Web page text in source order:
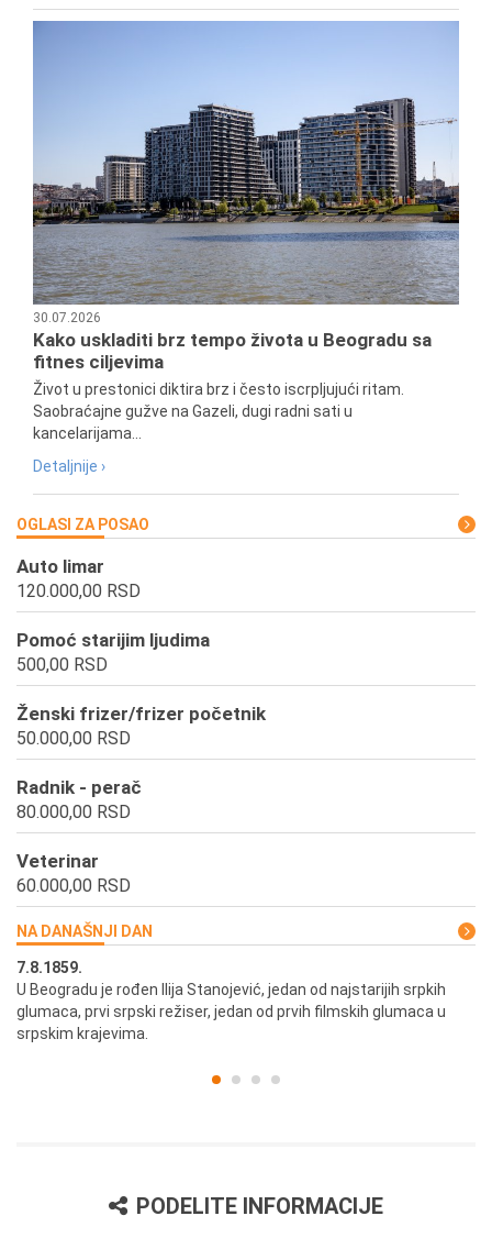
30.07.2026
Kako uskladiti brz tempo života u Beogradu sa
fitnes ciljevima
Život u prestonici diktira brz i često iscrpljujući ritam.
Saobraćajne gužve na Gazeli, dugi radni sati u
kancelarijama...
Detaljnije ›
OGLASI ZA POSAO
Auto limar
120.000,00 RSD
Pomoć starijim ljudima
500,00 RSD
Ženski frizer/frizer početnik
50.000,00 RSD
Radnik - perač
80.000,00 RSD
Veterinar
60.000,00 RSD
NA DANAŠNJI DAN
7.8.1859.
U Beogradu je rođen Ilija Stanojević, jedan od najstarijih srpkih
glumaca, prvi srpski režiser, jedan od prvih filmskih glumaca u
srpskim krajevima.
PODELITE INFORMACIJE